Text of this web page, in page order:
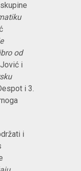
skupine
od
i
i 3.
i